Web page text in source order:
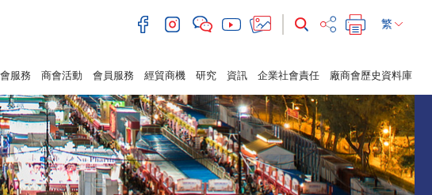
繁
服務 商會活動 會員服務 經貿商機 研究 資訊 企業社會責任 廠商會歷史資料庫